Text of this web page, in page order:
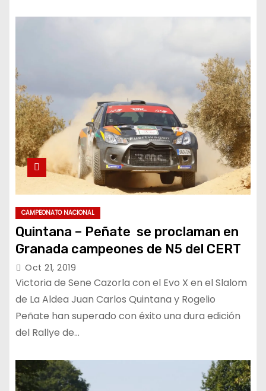
CAMPEONATO NACIONAL
Quintana – Peñate se proclaman en
Granada campeones de N5 del CERT
Oct 21, 2019
Victoria de Sene Cazorla con el Evo X en el Slalom
de La Aldea Juan Carlos Quintana y Rogelio
Peñate han superado con éxito una dura edición
del Rallye de…